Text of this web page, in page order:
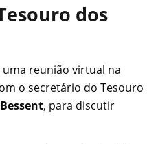
dos
reunião virtual na
o secretário do Tesouro
, para discutir